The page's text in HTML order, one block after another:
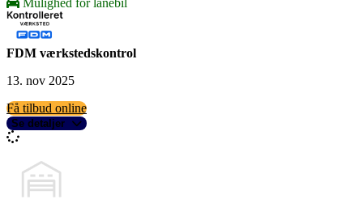
Mulighed for lånebil
FDM værkstedskontrol
13. nov 2025
Få tilbud online
Se detaljer